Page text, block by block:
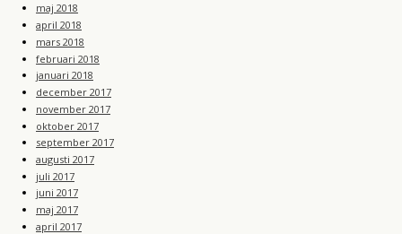
maj 2018
april 2018
mars 2018
februari 2018
januari 2018
december 2017
november 2017
oktober 2017
september 2017
augusti 2017
juli 2017
juni 2017
maj 2017
april 2017